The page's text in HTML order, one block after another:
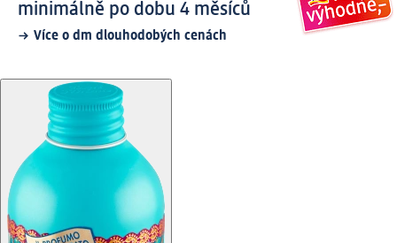
minimálně po dobu 4 měsíců
Více o dm dlouhodobých cenách